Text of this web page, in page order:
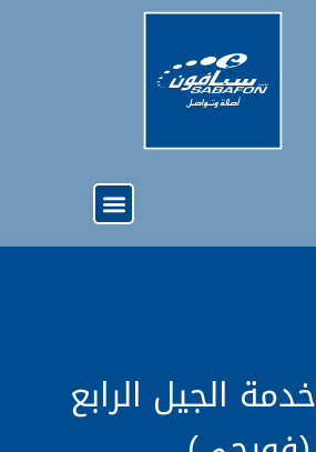
الجيل الرابع